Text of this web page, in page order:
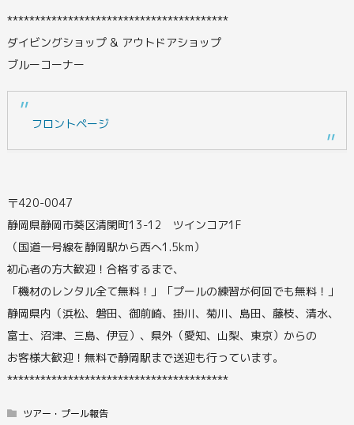
****************************************
ダイビングショップ & アウトドアショップ
ブルーコーナー
フロントページ
〒420-0047
静岡県静岡市葵区清閑町13-12 ツインコア1F
（国道一号線を静岡駅から西へ1.5km）
初心者の方大歓迎！合格するまで、
「機材のレンタル全て無料！」「プールの練習が何回でも無料！」
静岡県内（浜松、磐田、御前崎、掛川、菊川、島田、藤枝、清水、
富士、沼津、三島、伊豆）、県外（愛知、山梨、東京）からの
お客様大歓迎！無料で静岡駅まで送迎も行っています。
****************************************
ツアー・プール報告